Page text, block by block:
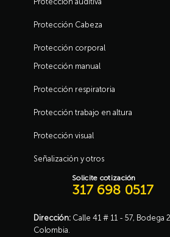
Protección Cabeza
Protección corporal
Protección manual
Protección respiratoria
Protección trabajo en altura
Protección visual
Señalización y otros
Solicite cotización
317 698 0517
Dirección: Calle 41 # 11 - 57, Bodega
Colombia.